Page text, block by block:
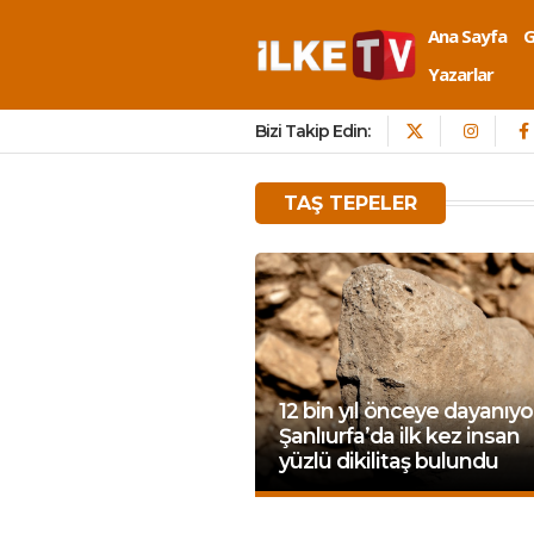
Ana Sayfa
Yazarlar
Bizi Takip Edin:
TAŞ TEPELER
12 bin yıl önceye
Şanlıurfa’da ilk kez insan
yüzlü dikilitaş bulundu